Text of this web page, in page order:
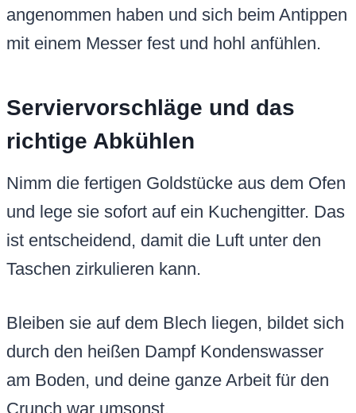
angenommen haben und sich beim Antippen
mit einem Messer fest und hohl anfühlen.
Serviervorschläge und das
richtige Abkühlen
Nimm die fertigen Goldstücke aus dem Ofen
und lege sie sofort auf ein Kuchengitter. Das
ist entscheidend, damit die Luft unter den
Taschen zirkulieren kann.
Bleiben sie auf dem Blech liegen, bildet sich
durch den heißen Dampf Kondenswasser
am Boden, und deine ganze Arbeit für den
Crunch war umsonst.